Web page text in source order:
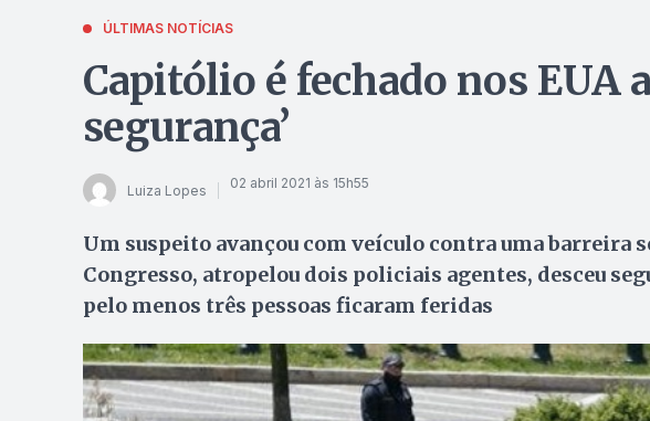
ÚLTIMAS NOTÍCIAS
Capitólio é fechado nos EUA
segurança’
Luiza Lopes 02 abril 2021 às 15h55
Um suspeito avançou com veículo contra uma barreira
Congresso, atropelou dois policiais agentes, desceu
pelo menos três pessoas ficaram feridas